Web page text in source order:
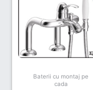
Baterii cu montaj pe
cada